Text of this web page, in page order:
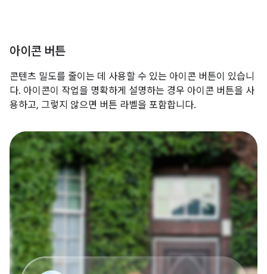
아이콘 버튼
콘텐츠 밀도를 줄이는 데 사용할 수 있는 아이콘 버튼이 있습니
다. 아이콘이 작업을 명확하게 설명하는 경우 아이콘 버튼을 사
용하고, 그렇지 않으면 버튼 라벨을 포함합니다.